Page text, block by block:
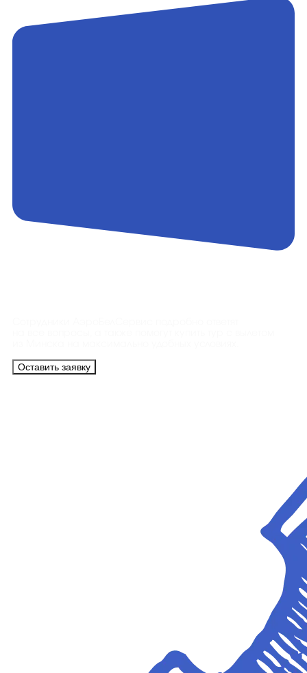
Оставить заявку